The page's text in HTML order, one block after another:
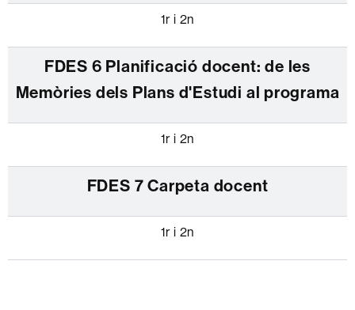
1r i 2n
FDES 6 Planificació docent: de les
Memòries dels Plans d'Estudi al programa
1r i 2n
FDES 7 Carpeta docent
1r i 2n